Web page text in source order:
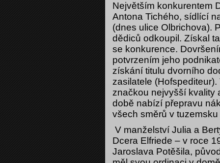
Největším konkurentem
Antona Tichého, sídlící
(dnes ulice Olbrichova).
dědiců odkoupil. Získal
se konkurence.
potvrzením jeho
získání titulu dvorního
zasilatele
značkou nejvyšší kvality
době nabízí přepravu
všech směrů v
V manželství Julia a
Dcera Elfriede – v roce
Jaroslava Potěšila,